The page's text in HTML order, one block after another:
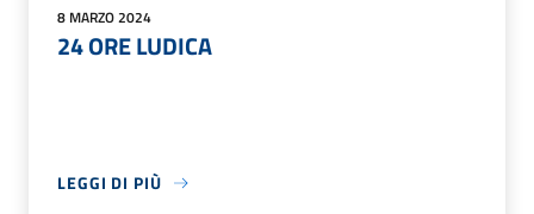
8 MARZO 2024
24 ORE LUDICA
LEGGI DI PIÙ